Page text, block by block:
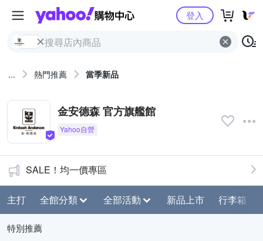
Yahoo購物中心
登入
... 熱門推薦 當季新品
金安德森 官方旗艦館
SALE！均一價專區
主打 全館分類 全部活動 新品上市 行李箱
特別推薦